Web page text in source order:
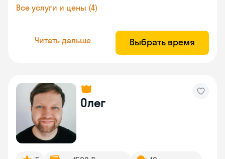
Все услуги и цены (4)
Читать дальше Выбрать время
Олег